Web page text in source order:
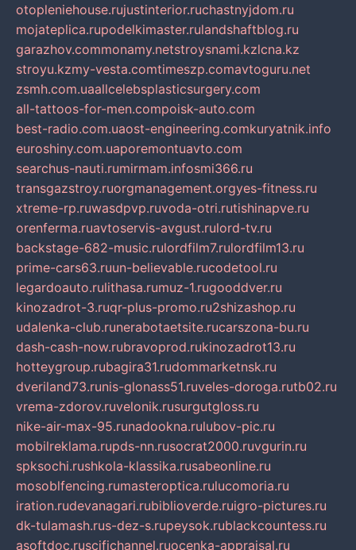
otopleniehouse.rujustinterior.ruchastnyjdom.ru
mojateplica.rupodelkimaster.rulandshaftblog.ru
garazhov.commonamy.netstroysnami.kzlcna.kz
stroyu.kzmy-vesta.comtimeszp.comavtoguru.net
zsmh.com.uaallcelebsplasticsurgery.com
all-tattoos-for-men.compoisk-auto.com
best-radio.com.uaost-engineering.comkuryatnik.info
euroshiny.com.uaporemontuavto.com
searchus-nauti.rumirmam.infosmi366.ru
transgazstroy.ruorgmanagement.orgyes-fitness.ru
xtreme-rp.ruwasdpvp.ruvoda-otri.rutishinapve.ru
orenferma.ruavtoservis-avgust.rulord-tv.ru
backstage-682-music.rulordfilm7.rulordfilm13.ru
prime-cars63.ruun-believable.rucodetool.ru
legardoauto.rulithasa.rumuz-1.rugooddver.ru
kinozadrot-3.ruqr-plus-promo.ru2shizashop.ru
udalenka-club.runerabotaetsite.rucarszona-bu.ru
dash-cash-now.rubravoprod.rukinozadrot13.ru
hotteygroup.rubagira31.rudommarketnsk.ru
dveriland73.runis-glonass51.ruveles-doroga.rutb02.ru
vrema-zdorov.ruvelonik.rusurgutgloss.ru
nike-air-max-95.runadookna.rulubov-pic.ru
mobilreklama.rupds-nn.rusocrat2000.ruvgurin.ru
spksochi.rushkola-klassika.rusabeonline.ru
mosoblfencing.rumasteroptica.rulucomoria.ru
iration.rudevanagari.rubiblioverde.ruigro-pictures.ru
dk-tulamash.rus-dez-s.rupeysok.rublackcountess.ru
asoftdoc.ruscifichannel.ruocenka-appraisal.ru